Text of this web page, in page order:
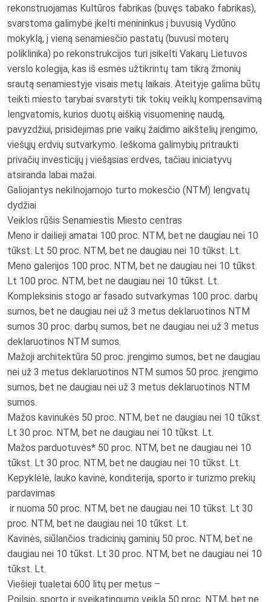
rekonstruojamas Kultūros fabrikas (buvęs tabako fabrikas),
svarstoma galimybė įkelti menininkus į buvusią Vydūno
mokyklą, į vieną senamiesčio pastatų (buvusi moterų
poliklinika) po rekonstrukcijos turi įsikelti Vakarų Lietuvos
verslo kolegija, kas iš esmės užtikrintų tam tikrą žmonių
srautą senamiestyje visais metų laikais. Ateityje galima būtų
teikti miesto tarybai svarstyti tik tokių veiklų kompensavimą
lengvatomis, kurios duotų aiškią visuomeninę naudą,
pavyzdžiui, prisidėjimas prie vaikų žaidimo aikštelių įrengimo,
viešųjų erdvių sutvarkymo. Ieškoma galimybių pritraukti
privačių investicijų į viešąsias erdves, tačiau iniciatyvų
atsiranda labai mažai.
Galiojantys nekilnojamojo turto mokesčio (NTM) lengvatų
dydžiai
Veiklos rūšis Senamiestis Miesto centras
Meno ir dailieji amatai 100 proc. NTM, bet ne daugiau nei 10
tūkst. Lt 50 proc. NTM, bet ne daugiau nei 10 tūkst. Lt.
Meno galerijos 100 proc. NTM, bet ne daugiau nei 10 tūkst.
Lt 100 proc. NTM, bet ne daugiau nei 10 tūkst. Lt.
Kompleksinis stogo ar fasado sutvarkymas 100 proc. darbų
sumos, bet ne daugiau nei už 3 metus deklaruotinos NTM
sumos 30 proc. darbų sumos, bet ne daugiau nei už 3 metus
deklaruotinos NTM sumos.
Mažoji architektūra 50 proc. įrengimo sumos, bet ne daugiau
nei už 3 metus deklaruotinos NTM sumos 50 proc. įrengimo
sumos, bet ne daugiau nei už 3 metus deklaruotinos NTM
sumos.
Mažos kavinukės 50 proc. NTM, bet ne daugiau nei 10 tūkst.
Lt 30 proc. NTM, bet ne daugiau nei 10 tūkst. Lt.
Mažos parduotuvės* 50 proc. NTM, bet ne daugiau nei 10
tūkst. Lt 30 proc. NTM, bet ne daugiau nei 10 tūkst. Lt.
Kepyklėlė, lauko kavinė, konditerija, sporto ir turizmo prekių
pardavimas
ir nuoma 50 proc. NTM, bet ne daugiau nei 10 tūkst. Lt 30
proc. NTM, bet ne daugiau nei 10 tūkst. Lt.
Kavinės, siūlančios tradicinių gaminių 50 proc. NTM, bet ne
daugiau nei 10 tūkst. Lt 30 proc. NTM, bet ne daugiau nei 10
tūkst. Lt.
Viešieji tualetai 600 litų per metus –
Poilsio, sporto ir sveikatingumo veikla 50 proc. NTM, bet ne